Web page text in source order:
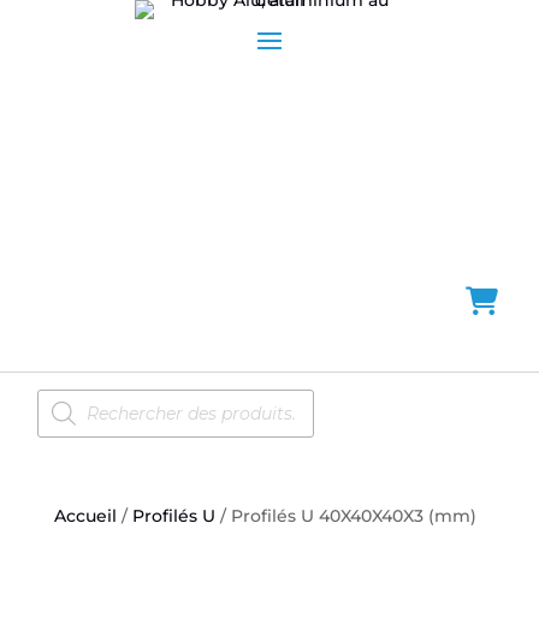
Recherche
de
produits
Accueil / Profilés U / Profilés U 40X40X40X3 (mm)